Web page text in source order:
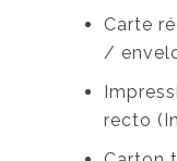
Carte
/
recto